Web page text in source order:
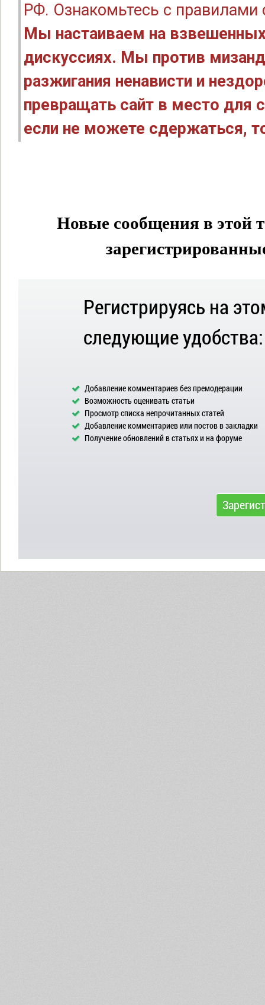
РФ. Ознакомьтесь с правилами
Мы настаиваем на
дискуссиях. Мы против
разжигания ненависти и
превращать сайт в место для
если не можете сдержаться,
Новые сообщения в этой
Регистрируясь на
следующие удобства:
Добавление комментариев без премодерации
Возможность оценивать статьи
Просмотр списка непрочитанных статей
Добавление комментариев или постов в закладки
Получение обновлений в статьях и на форуме